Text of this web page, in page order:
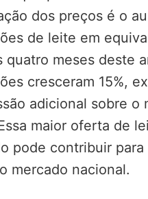
dos preços é o
de leite em
quatro meses deste
cresceram 15%,
adicional sobre o
maior oferta de
pode contribuir para
mercado nacional.